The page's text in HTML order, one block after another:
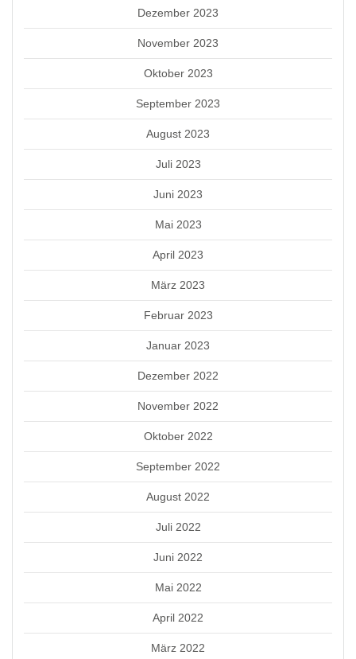
Dezember 2023
November 2023
Oktober 2023
September 2023
August 2023
Juli 2023
Juni 2023
Mai 2023
April 2023
März 2023
Februar 2023
Januar 2023
Dezember 2022
November 2022
Oktober 2022
September 2022
August 2022
Juli 2022
Juni 2022
Mai 2022
April 2022
März 2022